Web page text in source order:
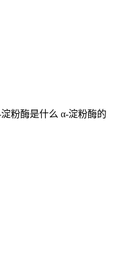
粉酶是什么 α-淀粉酶的